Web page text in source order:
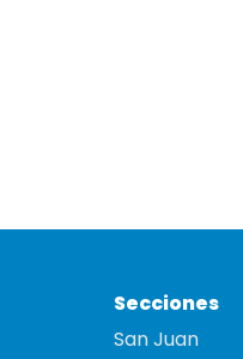
Secciones
San Juan